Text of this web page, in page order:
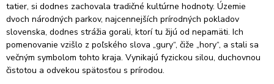
tatier, si dodnes zachovala tradičné kultúrne hodnoty. Územie
dvoch národných parkov, najcennejších prírodných pokladov
slovenska, dodnes strážia gorali, ktorí tu žijú od nepamäti. Ich
pomenovanie vzišlo z poľského slova „gury“, čiže „hory“, a stali sa
večným symbolom tohto kraja. Vynikajú fyzickou silou, duchovnou
čistotou a odvekou spätosťou s prírodou.